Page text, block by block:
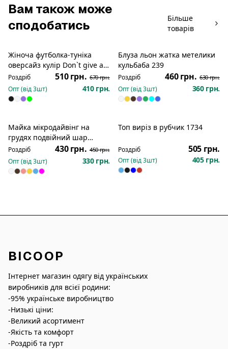
Вам також може
сподобатись
Більше
товарів
Розпродаж
Жіноча футболка-туніка
оверсайз кулір Don`t give a
hit рожева пантера 868
Роздріб 510 грн. 670 грн.
Опт (від3шт) 410 грн.
Блуза льон жатка метелики
кульбаба 239
Роздріб 460 грн. 630 грн.
Опт (від3шт) 360 грн.
Розпродаж
Майка мікродайвінг на
грудях подвійний шар
тканини 1181
Роздріб 430 грн. 450 грн.
Опт (від3шт) 330 грн.
Топ виріз в рубчик 1734
Роздріб 505 грн.
Опт (від3шт) 405 грн.
BICOOP
Інтернет магазин одягу від українських
виробників для всієї родини:
-95% українське виробництво
-Низькі ціни:
-Великий асортимент
-Якість та комфорт
-Роздріб та гурт